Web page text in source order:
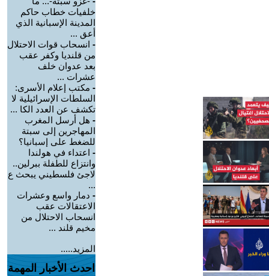
خلفيات خطاب حاكم
المدينة الإسبانية الذي
أعق ...
- انسحاب قوات الاحتلال
من قلنديا وكفر عقب
بعد عدوان خلف
عشرات ...
- مكتب إعلام الأسرى:
السلطات الإسرائيلية لا
تكشف عن العدد الكا ...
- هل أرسل المغرب
المهاجرين إلى سبتة
للضغط على إسبانيا؟
- اعتداء في هولندا
وانتزاع للطفلة ببرلين..
لاجئ فلسطيني يبحث ع
...
- دمار واسع وعشرات
الاعتقالات عقب
انسحاب الاحتلال من
مخيم قلند ...
المزيد.....
احدث الأخبار المهمة